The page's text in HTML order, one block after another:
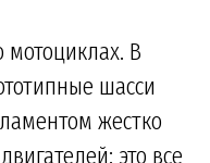
мотоциклах. В
шасси
жестко
это все